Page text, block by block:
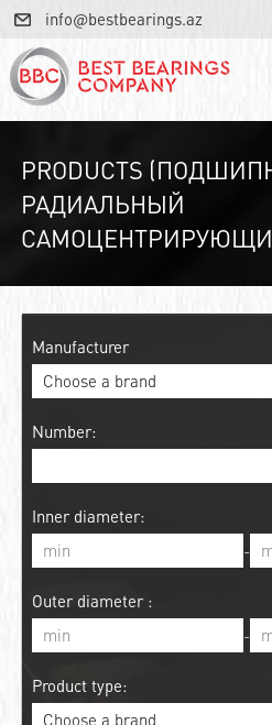
info@bestbearings.az
PRODUCTS
РАДИАЛЬНЫЙ
Manufacturer
Number:
Inner diameter:
-
Outer diameter :
-
Product type: